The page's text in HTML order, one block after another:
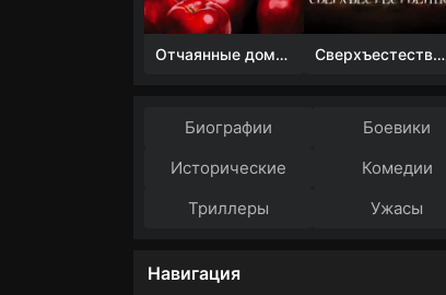
Отчаянные домохозяйки (1 сезон) Сверхъестественное
Биографии Боевики
Исторические
Комедии
Триллеры
Ужасы
Навигация